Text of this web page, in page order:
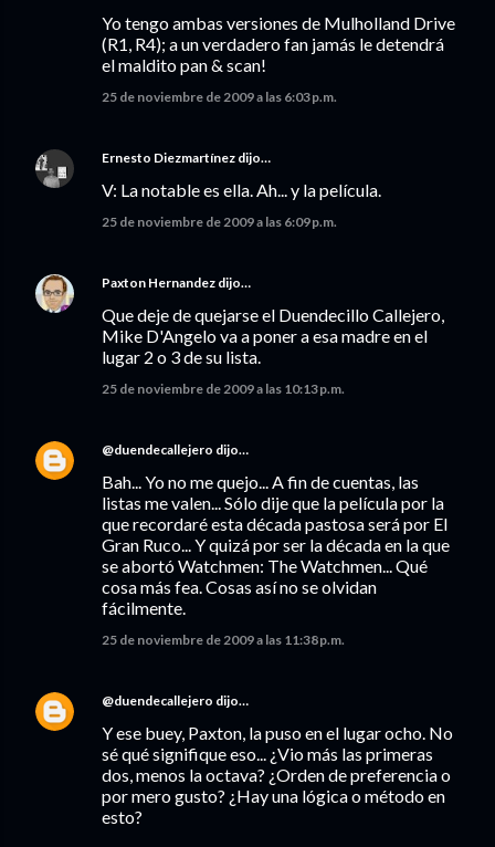
Yo tengo ambas versiones de Mulholland Drive
(R1, R4); a un verdadero fan jamás le detendrá
el maldito pan & scan!
25 de noviembre de 2009 a las 6:03 p.m.
Ernesto Diezmartínez dijo…
V: La notable es ella. Ah... y la película.
25 de noviembre de 2009 a las 6:09 p.m.
Paxton Hernandez dijo…
Que deje de quejarse el Duendecillo Callejero,
Mike D'Angelo va a poner a esa madre en el
lugar 2 o 3 de su lista.
25 de noviembre de 2009 a las 10:13 p.m.
@duendecallejero dijo…
Bah... Yo no me quejo... A fin de cuentas, las
listas me valen... Sólo dije que la película por la
que recordaré esta década pastosa será por El
Gran Ruco... Y quizá por ser la década en la que
se abortó Watchmen: The Watchmen... Qué
cosa más fea. Cosas así no se olvidan
fácilmente.
25 de noviembre de 2009 a las 11:38 p.m.
@duendecallejero dijo…
Y ese buey, Paxton, la puso en el lugar ocho. No
sé qué signifique eso... ¿Vio más las primeras
dos, menos la octava? ¿Orden de preferencia o
por mero gusto? ¿Hay una lógica o método en
esto?